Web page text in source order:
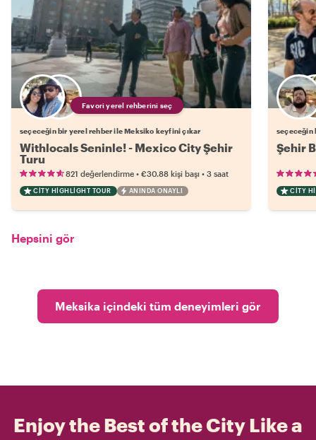
Favori yerel rehberini seç
seçeceğin bir yerel rehber ile Meksiko keyfini çıkar
Withlocals Seninle! - Mexico City Şehir
Turu
821 değerlendirme • €30.88 kişi başı • 3 saat
CITY HIGHLIGHT TOUR ANINDA ONAYLI
seçeceğin
Şehir
CITY
Hepsini gör
Meksika içindeki tüm deneyimleri gör
Enjoy the Best of the City Like a